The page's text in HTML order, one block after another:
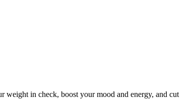
weight in check, boost your mood and energy, and cut